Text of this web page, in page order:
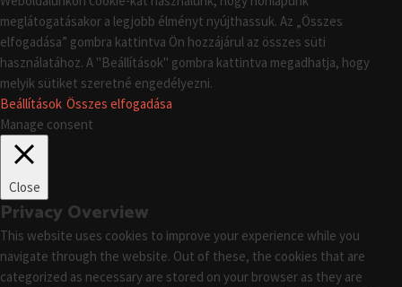
meglátogatásakor a legjobb élményt nyújthassuk. Az „Összes
elfogadása” gombra kattintva Ön hozzájárul az összes süti
használatához. A "Beállítások" gombra kattintva megadhatja, hogy
melyik sütiket szeretné engedélyezni.
Beállítások Összes elfogadása
Manage consent
Close
Privacy Overview
This website uses cookies to improve your experience while you
navigate through the website. Out of these, the cookies that are
categorized as necessary are stored on your browser as they are